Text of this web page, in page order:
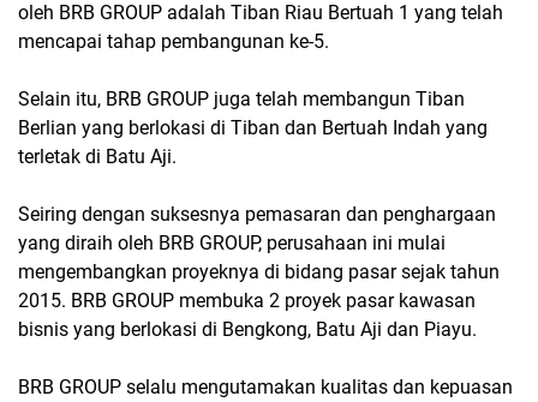
oleh BRB GROUP adalah Tiban Riau Bertuah 1 yang telah
mencapai tahap pembangunan ke-5.
Selain itu, BRB GROUP juga telah membangun Tiban
Berlian yang berlokasi di Tiban dan Bertuah Indah yang
terletak di Batu Aji.
Seiring dengan suksesnya pemasaran dan penghargaan
yang diraih oleh BRB GROUP, perusahaan ini mulai
mengembangkan proyeknya di bidang pasar sejak tahun
2015. BRB GROUP membuka 2 proyek pasar kawasan
bisnis yang berlokasi di Bengkong, Batu Aji dan Piayu.
BRB GROUP selalu mengutamakan kualitas dan kepuasan